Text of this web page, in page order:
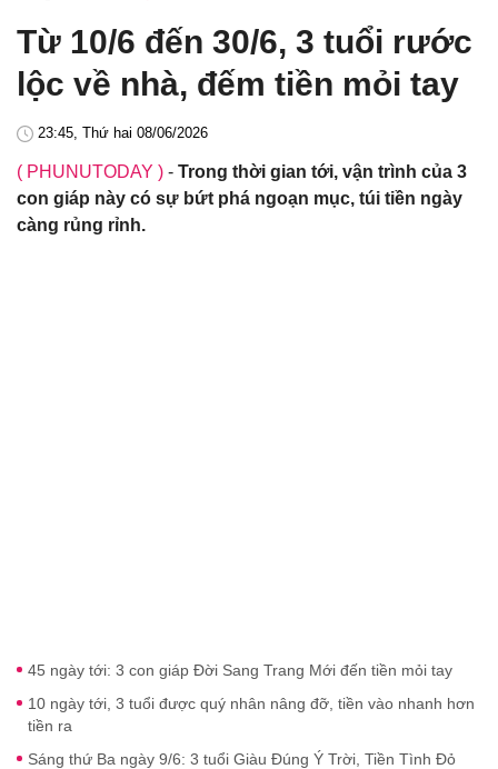
Từ 10/6 đến 30/6, 3 tuổi rước
lộc về nhà, đếm tiền mỏi tay
23:45, Thứ hai 08/06/2026
( PHUNUTODAY ) - Trong thời gian tới, vận trình của 3
con giáp này có sự bứt phá ngoạn mục, túi tiền ngày
càng rủng rỉnh.
45 ngày tới: 3 con giáp Đời Sang Trang Mới đến tiền mỏi tay
10 ngày tới, 3 tuổi được quý nhân nâng đỡ, tiền vào nhanh hơn
tiền ra
Sáng thứ Ba ngày 9/6: 3 tuổi Giàu Đúng Ý Trời, Tiền Tình Đỏ